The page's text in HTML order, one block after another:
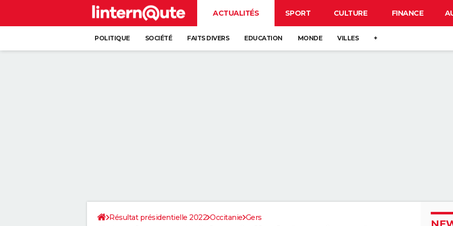
ACTUALITÉS SPORT CULTURE FINANCE
POLITIQUE SOCIÉTÉ FAITS DIVERS EDUCATION MONDE VILLES +
Résultat présidentielle 2022 Occitanie Gers